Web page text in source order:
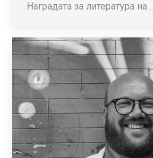
Наградата за литература на…